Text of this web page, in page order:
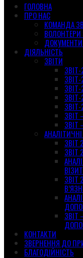
ГОЛОВНА
ПРО НАС
КОМАНДА
ВОЛОНТЕРИ
ДІЯЛЬНІСТЬ
ЗВІТИ
ЗВІТ
ЗВІТ
ЗВІТ
ЗВІТ
ЗВІТ
КОНТАКТИ
ЗВЕРНЕННЯ ДО
БЛАГОДІЙНІСТЬ